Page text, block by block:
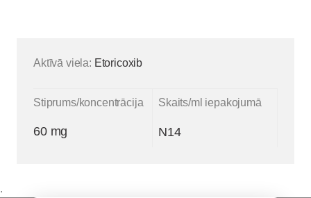
Aktīvā viela: Etoricoxib
Stiprums/koncentrācija Skaits/ml iepakojumā
60 mg N14
.